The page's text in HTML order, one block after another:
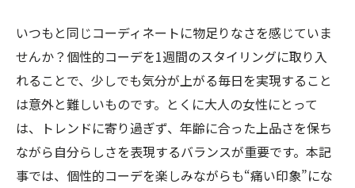
いつもと同じコーディネートに物足りなさを感じていま
せんか？個性的コーデを1週間のスタイリングに取り入
れることで、少しでも気分が上がる毎日を実現すること
は意外と難しいものです。とくに大人の女性にとって
は、トレンドに寄り過ぎず、年齢に合った上品さを保ち
ながら自分らしさを表現するバランスが重要です。本記
事では、個性的コーデを楽しみながらも“痛い印象”にな